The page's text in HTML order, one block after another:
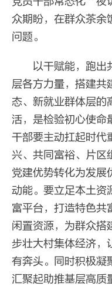
众期盼，在群众茶余
问题。
以干赋能，跑
层各方力量，搭建共
态、新就业群体层的
活，是检验初心使命
干部要主动扛起时代
兴、共同富裕、片区
党建优势转化为发展
动能。要立足本土资
富平台，打造特色共
闲置资源，为群众搭
步壮大村集体经济，
有奔头。同时积极凝
汇聚起助推基层高质